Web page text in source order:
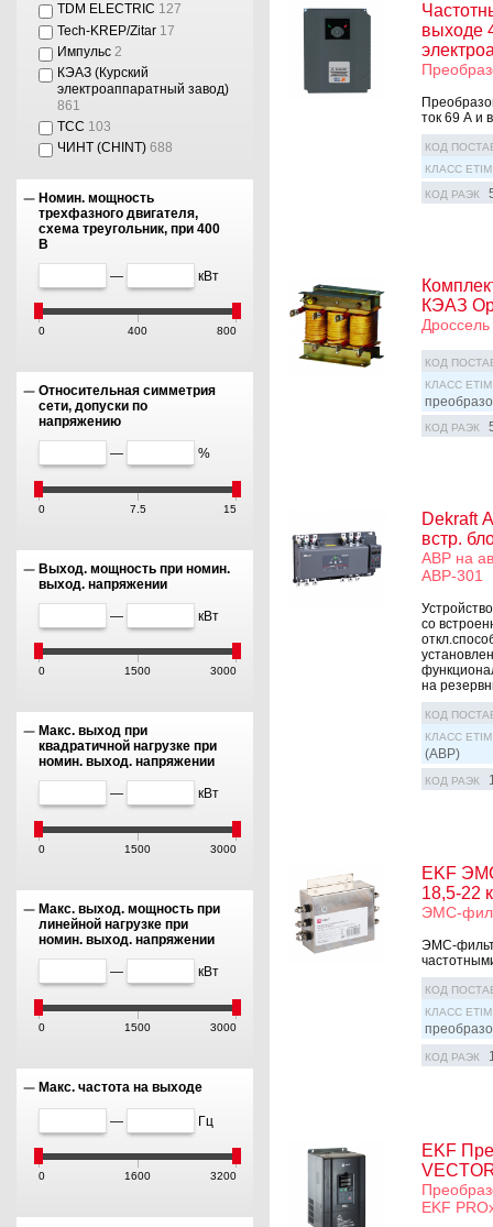
TDM ELECTRIC 127
Tech-KREP/Zitar 17
Импульс 2
КЭАЗ (Курский
электроаппаратный завод)
861
ТСС 103
ЧИНТ (CHINT) 688
Номин. мощность
трехфазного двигателя,
схема треугольник, при 400
В
— кВт
0 400 800
Относительная симметрия
сети, допуски по
напряжению
— %
0 7.5 15
Выход. мощность при номин.
выход. напряжении
— кВт
0 1500 3000
Макс. выход при
квадратичной нагрузке при
номин. выход. напряжении
— кВт
0 1500 3000
Макс. выход. мощность при
линейной нагрузке при
номин. выход. напряжении
— кВт
0 1500 3000
Макс. частота на выходе
— Гц
0 1600 3200
выходе
ток 69 А и
КОД
КЛАСС ETIM
КОД РАЭК
КЭАЗ
КОД
КЛАСС ETIM
КОД РАЭК
Dekraft
встр.
АВР на
АВР-301
со
на
КОД
КЛАСС ETIM
(АВР)
КОД РАЭК
EKF
18,5-22
ЭМС-
ЭМС-
КОД
КЛАСС ETIM
КОД РАЭК
EKF
EKF